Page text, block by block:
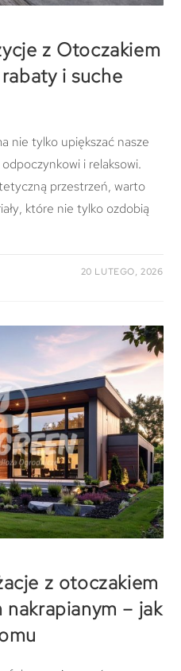
z Otoczakiem
i suche
nie tylko upiększać nasze
i relaksowi.
przestrzeń, warto
które nie tylko ozdobią
20 LUTEGO, 2026
z otoczakiem
– jak